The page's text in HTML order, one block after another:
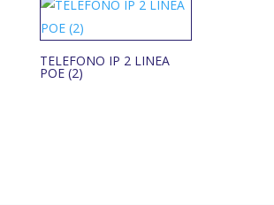
TELEFONO IP 2 LINEA
POE (2)